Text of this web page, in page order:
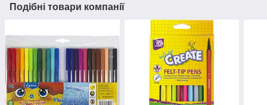
Подібні товари компанії